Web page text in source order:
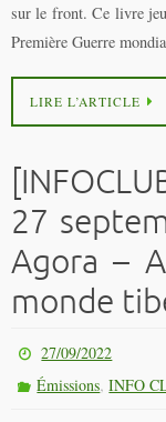
sur le front. Ce livre
Première Guerre
LIRE L’ARTICLE
27
Agora –
monde
27/09/2022
Émissions,INFO